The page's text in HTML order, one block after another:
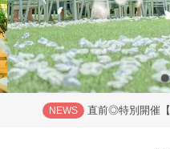
NEWS 直前◎特別開催